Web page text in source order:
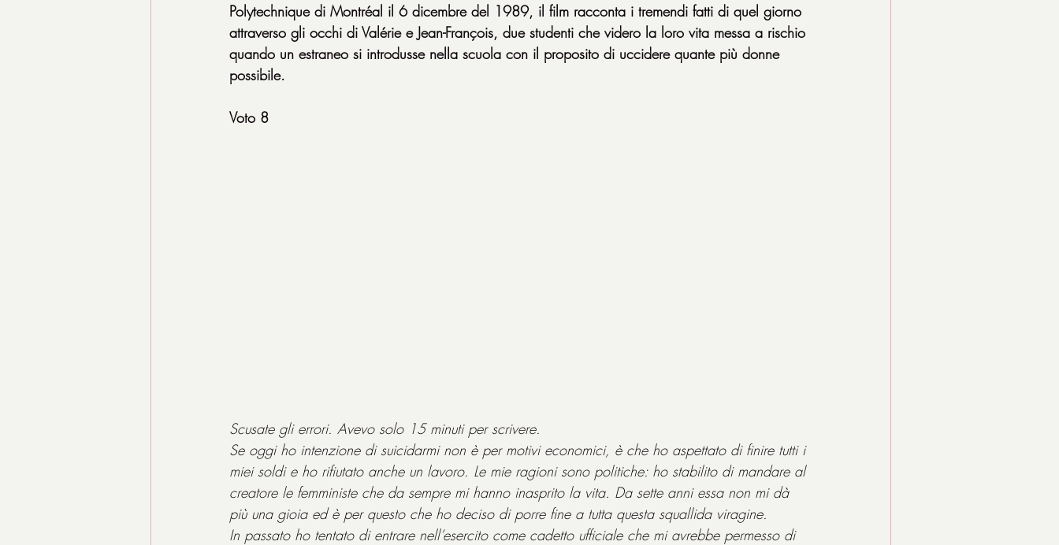
Polytechnique di Montréal il 6 dicembre del 1989, il film racconta i tremendi fatti di quel giorno
attraverso gli occhi di Valérie e Jean-François, due studenti che videro la loro vita messa a rischio
quando un estraneo si introdusse nella scuola con il proposito di uccidere quante più donne
possibile.
Voto 8
Scusate gli errori. Avevo solo 15 minuti per scrivere.
Se oggi ho intenzione di suicidarmi non è per motivi economici, è che ho aspettato di finire tutti i
miei soldi e ho rifiutato anche un lavoro. Le mie ragioni sono politiche: ho stabilito di mandare al
creatore le femministe che da sempre mi hanno inasprito la vita. Da sette anni essa non mi dà
più una gioia ed è per questo che ho deciso di porre fine a tutta questa squallida viragine.
In passato ho tentato di entrare nell’esercito come cadetto ufficiale che mi avrebbe permesso di